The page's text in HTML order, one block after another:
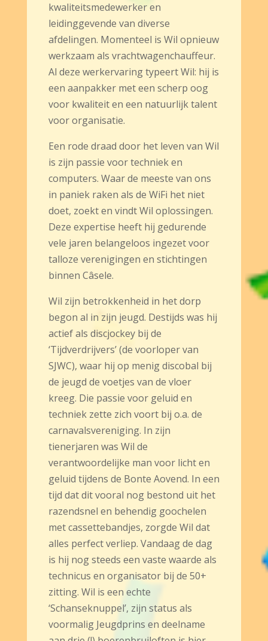
kwaliteitsmedewerker en
leidinggevende van diverse
afdelingen. Momenteel is Wil opnieuw
werkzaam als vrachtwagenchauffeur.
Al deze werkervaring typeert Wil: hij is
een aanpakker met een scherp oog
voor kwaliteit en een natuurlijk talent
voor organisatie.
Een rode draad door het leven van Wil
is zijn passie voor techniek en
computers. Waar de meeste van ons
in paniek raken als de WiFi het niet
doet, zoekt en vindt Wil oplossingen.
Deze expertise heeft hij gedurende
vele jaren belangeloos ingezet voor
talloze verenigingen en stichtingen
binnen Câsele.
Wil zijn betrokkenheid in het dorp
begon al in zijn jeugd. Destijds was hij
actief als discjockey bij de
‘Tijdverdrijvers’ (de voorloper van
SJWC), waar hij op menig discobal bij
de jeugd de voetjes van de vloer
kreeg. Die passie voor geluid en
techniek zette zich voort bij o.a. de
carnavalsvereniging. In zijn
tienerjaren was Wil de
verantwoordelijke man voor licht en
geluid tijdens de Bonte Aovend. In een
tijd dat dit vooral nog bestond uit het
razendsnel en behendig goochelen
met cassettebandjes, zorgde Wil dat
alles perfect verliep. Vandaag de dag
is hij nog steeds een vaste waarde als
technicus en organisator bij de 50+
zitting. Wil is een echte
‘Schanseknuppel’, zijn status als
voormalig Jeugdprins en deelname